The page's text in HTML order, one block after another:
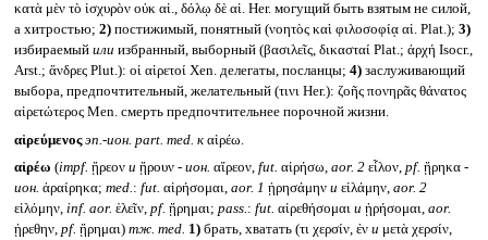
κατὰ μὲν τὸ ἰσχυρὸν οὐκ αἱ., δόλῳ δὲ αἱ. Her. могущий быть взятым не силой,
а хитростью; 2)постижимый, понятный (νοητὸς καὶ φιλοσοφίᾳ αἱ. Plat.); 3)
избираемый или избранный, выборный (βασιλεῖς, δικασταί Plat.; ἀρχή Isocr.,
Arst.; ἄνδρες Plut.): οἱ αἱρετοί Xen. делегаты, посланцы; 4)заслуживающий
выбора, предпочтительный, желательный (τινι Her.): ζοῆς πονηρᾶς θάνατος
αἱρετώτερος Men. смерть предпочтительнее порочной жизни.
αἱρεύμενος эп.-ион. part. med. кαἱρέω.
αἱρέω (impf. ᾕρεον и ᾕρουν - ион. αἵρεον, fut. αἱρήσω, aor. 2εἷλον, pf. ᾕρηκα -
ион. ἀραίρηκα; med.: fut. αἱρήσομαι, aor. 1 ᾑρησάμην и εἱλάμην, aor. 2
εἱλόμην, inf. aor. ἑλεῖν, pf. ᾕρημαι; pass.: fut. αἱρεθήσομαι и ᾑρήσομαι, aor.
ᾑρεθην, pf. ᾕρημαι)тж. med. 1)брать, хватать (τι χερσίν, ἐν и μετὰ χερσίν,